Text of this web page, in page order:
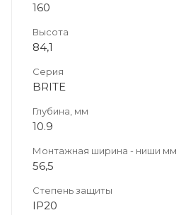
160
Высота
84,1
Серия
BRITE
Глубина, мм
10.9
Монтажная ширина - ниши мм
56,5
Степень защиты
IP20